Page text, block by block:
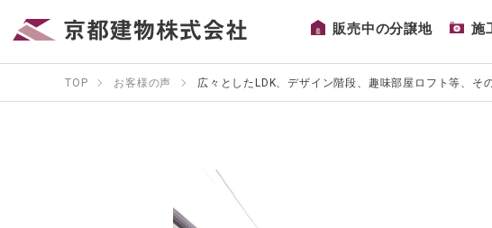
販売中の分譲地 施
TOP お客様の声 広々としたLDK、デザイン階段、趣味部屋ロフト等、そ